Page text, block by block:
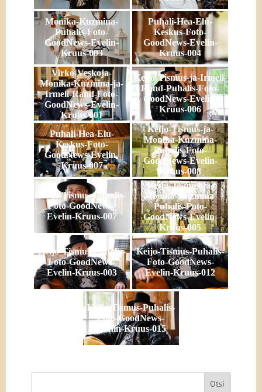
Monika-Kuzmina-
Puhalis-Foto-
GoodNews-Evelin-
Kruus-003
Puhali-Hea-Elu-
Keskus-Foto-
GoodNews-Evelin-
Kruus-004
Virko-Veskoja-
Monika-Kuzmina-ja-
Irmeli-Rand-Foto-
GoodNews-Evelin-
Kruus-001
Keijo-Tismus-ja-Irmeli-
Rand-Puhalis-Foto-
GoodNews-Evelin-
Kruus-006
Puhali-Hea-Elu-
Keskus-Foto-
GoodNews-Evelin-
Kruus-007
Keijo-Tismus-ja-
Monika-Kuzmina-
Puhalis-Foto-
GoodNews-Evelin-
Kruus-008
Keijo-Tismus-Puhalis-
Foto-GoodNews-
Evelin-Kruus-007
Keijo-Tismus-ja-
Monika-Kuzmina-
Puhalis-Foto-
GoodNews-Evelin-
Kruus-005
Keijo-Tismus-Puhalis-
Foto-GoodNews-
Evelin-Kruus-003
Keijo-Tismus-Puhalis-
Foto-GoodNews-
Evelin-Kruus-012
Keijo-Tismus-Puhalis-
Foto-GoodNews-
Evelin-Kruus-015
Otsi